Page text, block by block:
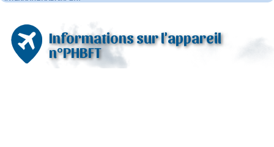
Informations sur l'appareil
n°PHBFT